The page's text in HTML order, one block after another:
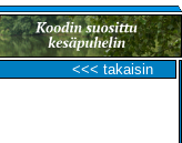
<<< takaisin